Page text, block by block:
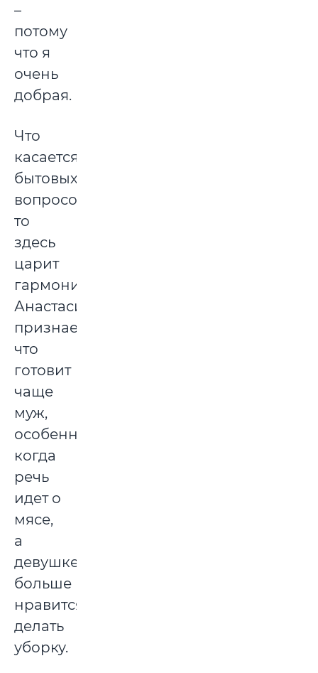
–
потому
что я
очень
добрая.
Что
касается
бытовых
вопросов,
то
здесь
царит
гармония.
Анастасия
признается,
что
готовит
чаще
муж,
особенно
когда
речь
идет о
мясе,
а
девушке
больше
нравится
делать
уборку.